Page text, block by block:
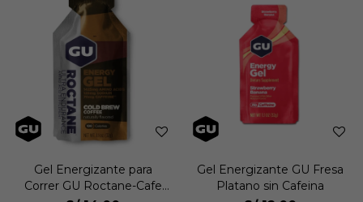
Gel Energizante para
Correr GU Roctane-Cafe
Gel Energizante GU Fresa
Platano sin Cafeina